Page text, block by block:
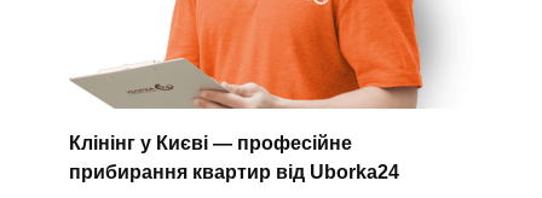
Клінінг у Києві — професійне
прибирання квартир від Uborka24